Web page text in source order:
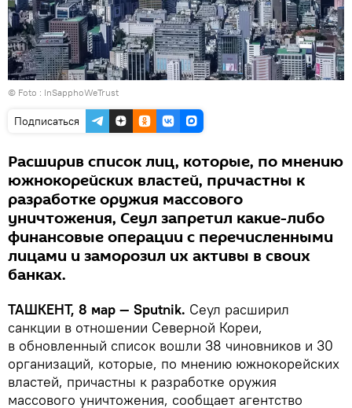
© Foto : InSapphoWeTrust
Подписаться
Расширив список лиц, которые, по мнению
южнокорейских властей, причастны к
разработке оружия массового
уничтожения, Сеул запретил какие-либо
финансовые операции с перечисленными
лицами и заморозил их активы в своих
банках.
ТАШКЕНТ, 8 мар — Sputnik. Сеул расширил
санкции в отношении Северной Кореи,
в обновленный список вошли 38 чиновников и 30
организаций, которые, по мнению южнокорейских
властей, причастны к разработке оружия
массового уничтожения, сообщает агентство